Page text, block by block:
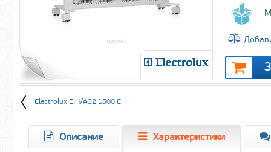
Electrolux EIH/AG2 1500 E
Описание Характеристики